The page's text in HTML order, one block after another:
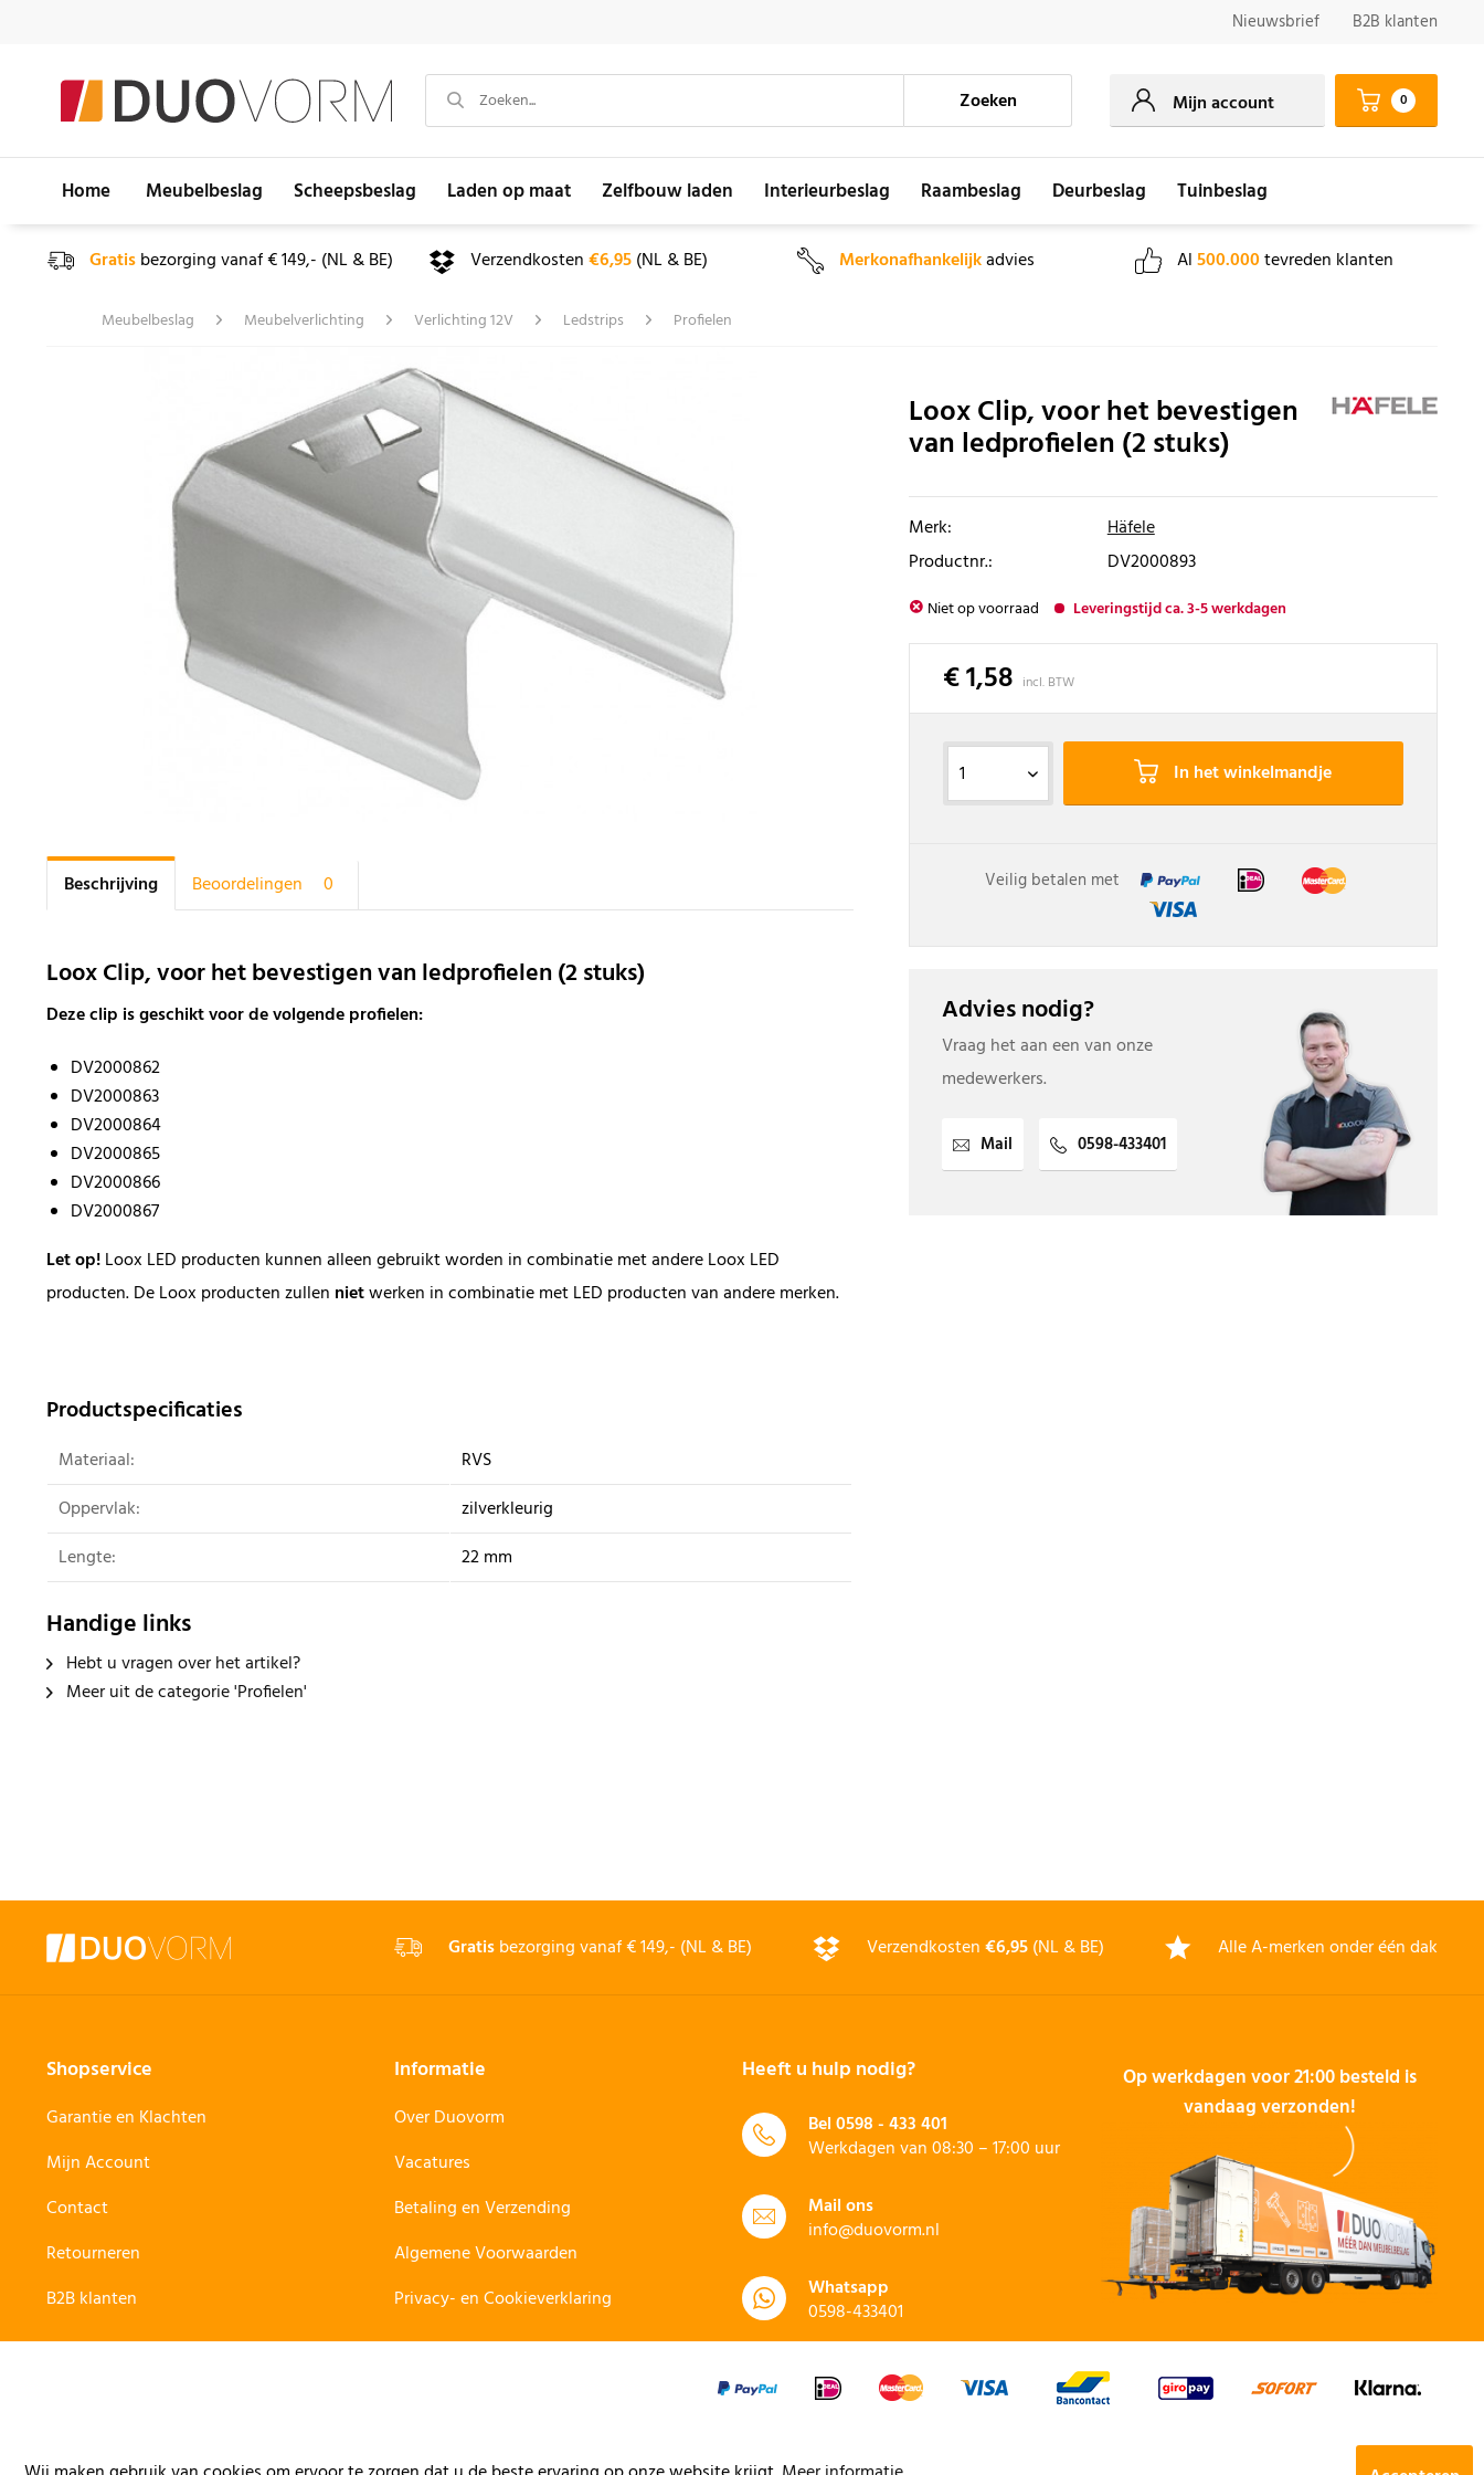
Nieuwsbrief B2B klanten
Zoeken Mijn account 0
Home Meubelbeslag Scheepsbeslag Laden op maat Zelfbouw laden Interieurbeslag Raambeslag Deurbeslag Tuinbeslag
Gratisbezorging vanaf € 149,- (NL & BE) Verzendkosten€6,95(NL & BE) Merkonafhankelijkadvies Al500.000tevreden klanten
Meubelbeslag Meubelverlichting Verlichting 12V Ledstrips Profielen
Loox Clip, voor het bevestigen
van ledprofielen (2 stuks)
Beschrijving Beoordelingen 0
Loox Clip, voor het bevestigen van ledprofielen (2 stuks)
Deze clip is geschikt voor de volgende profielen:
DV2000862
DV2000863
DV2000864
DV2000865
DV2000866
DV2000867
Let op!Loox LED producten kunnen alleen gebruikt worden in combinatie met andere Loox LED
producten. De Loox producten zullen nietwerken in combinatie met LED producten van andere merken.
Productspecificaties
Materiaal:
RVS
Oppervlak:
zilverkleurig
Lengte:
22 mm
Handige links
Hebt u vragen over het artikel?
Meer uit de categorie 'Profielen'
Merk:
Häfele
Productnr.:
DV2000893
Niet op voorraad Leveringstijd ca. 3-5 werkdagen
€ 1,58 incl. BTW
In het winkelmandje
Veilig betalen met
Advies nodig?
Vraag het aan een van onze
medewerkers.
Mail 0598-433401
Gratisbezorging vanaf € 149,- (NL & BE) Verzendkosten€6,95(NL & BE) Alle A-merken onder één dak
Shopservice
Garantie en Klachten
Mijn Account
Contact
Retourneren
B2B klanten
Informatie
Over Duovorm
Vacatures
Betaling en Verzending
Algemene Voorwaarden
Privacy- en Cookieverklaring
Heeft u hulp nodig?
Bel0598 - 433 401
Werkdagen van 08:30 – 17:00 uur
Mail ons
info@duovorm.nl
Whatsapp
0598-433401
Op werkdagen voor 21:00 besteld is
vandaag verzonden!